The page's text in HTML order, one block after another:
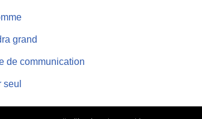
grand
de communication
seul